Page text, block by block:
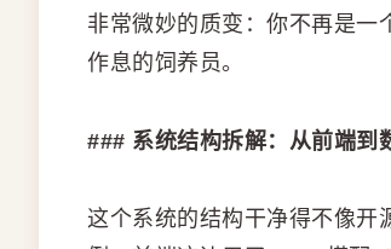
非常微妙的质变：你不再是一
作息的饲养员。
### 系统结构拆解：从前端到
这个系统的结构干净得不像开